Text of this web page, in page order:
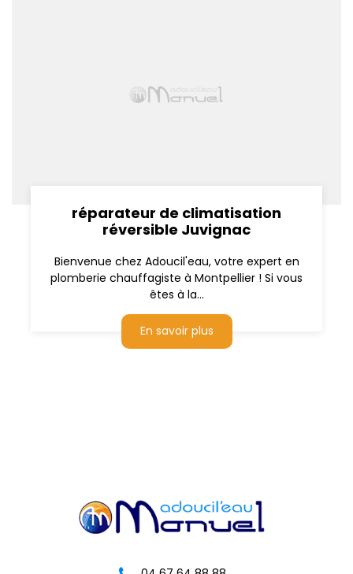
réparateur de climatisation
réversible Juvignac
Bienvenue chez Adoucil'eau, votre expert en
plomberie chauffagiste à Montpellier ! Si vous
êtes à la...
En savoir plus